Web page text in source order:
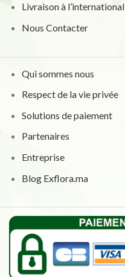
Livraison à l’international
Nous Contacter
Qui sommes nous
Respect de la vie privée
Solutions de paiement
Partenaires
Entreprise
Blog Exflora.ma